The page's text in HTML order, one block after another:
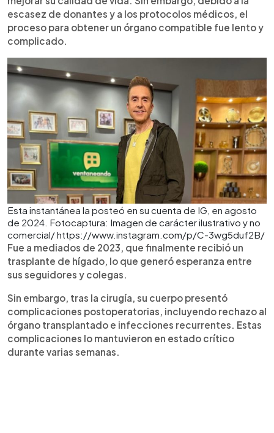
escasez de donantes y a los protocolos médicos, el
proceso para obtener un órgano compatible fue lento y
complicado.
Esta instantánea la posteó en su cuenta de IG, en agosto
de 2024. Fotocaptura: Imagen de carácter ilustrativo y no
comercial/ https://www.instagram.com/p/C-3wg5duf2B/
Fue a mediados de 2023, que finalmente recibió un
trasplante de hígado, lo que generó esperanza entre
sus seguidores y colegas.
Sin embargo, tras la cirugía, su cuerpo presentó
complicaciones postoperatorias, incluyendo rechazo al
órgano transplantado e infecciones recurrentes. Estas
complicaciones lo mantuvieron en estado crítico
durante varias semanas.